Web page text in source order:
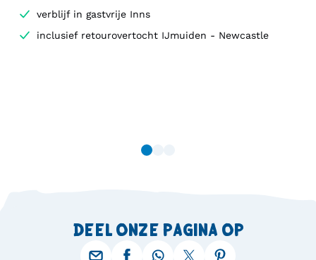
verblijf in gastvrije Inns
inclusief retourovertocht IJmuiden - Newcastle
DEEL ONZE PAGINA OP